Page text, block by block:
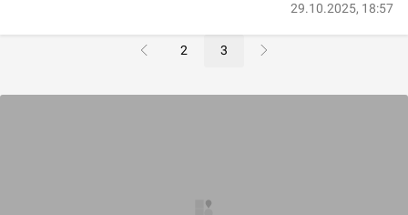
29.10.2025, 18:57
2 3